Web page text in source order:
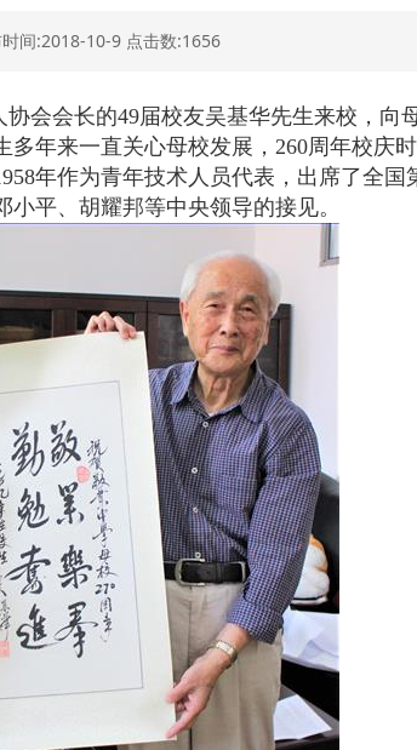
间:2018-10-9 点击数:1656
会会长的49届校友吴基华先生来校，向
年来一直关心母校发展，260周年校庆
年作为青年技术人员代表，出席了全国
平、胡耀邦等中央领导的接见。